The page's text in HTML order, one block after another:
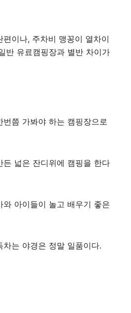
이나, 주차비 맹꽁이 열차이
반 유료캠핑장과 별반 차이가
번쯤 가봐야 하는 캠핑장으로
든 넓은 잔디위에 캠핑을 한다
와 아이들이 놀고 배우기 좋은
차는 야경은 정말 일품이다.